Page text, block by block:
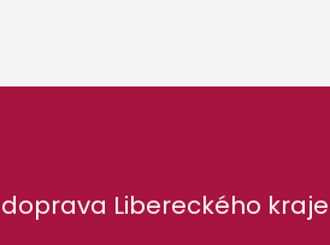
Libereckého kraje